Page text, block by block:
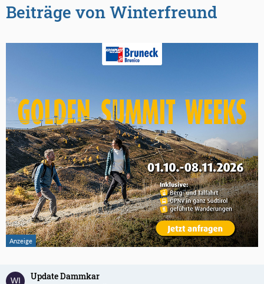
Beiträge von Winterfreund
Update Dammkar